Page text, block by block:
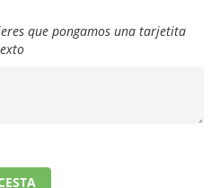
que pongamos una tarjetita